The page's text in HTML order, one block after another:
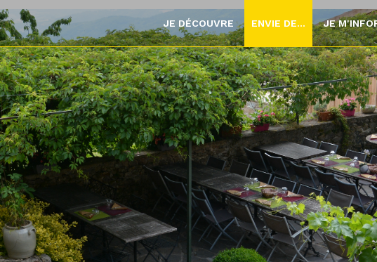
JE DÉCOUVRE ENVIE DE... JE